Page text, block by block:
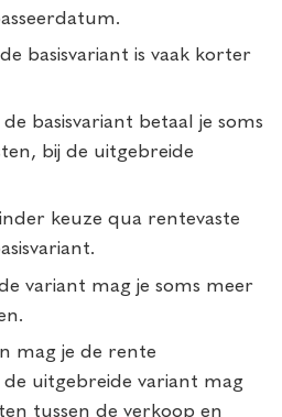
basisvariant is vaak korter
basisvariant betaal je soms
bij de uitgebreide
keuze qua rentevaste
variant mag je soms meer
mag je de rente
de uitgebreide variant mag
tussen de verkoop en